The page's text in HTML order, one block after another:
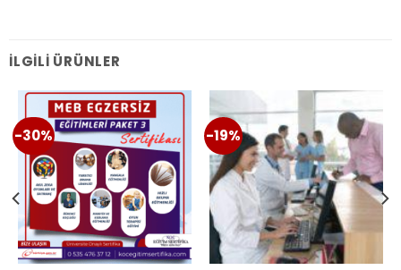
İLGILI ÜRÜNLER
-30% -19%